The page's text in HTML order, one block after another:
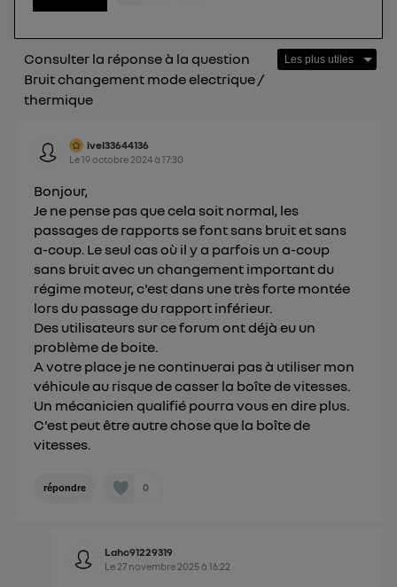
Consulter la réponse à la question
Bruit changement mode electrique /
thermique
ivel33644136
Le19 octobre 2024à17:30
Bonjour,
Je ne pense pas que cela soit normal, les
passages de rapports se font sans bruit et sans
a-coup. Le seul cas où il y a parfois un a-coup
sans bruit avec un changement important du
régime moteur, c'est dans une très forte montée
lors du passage du rapport inférieur.
Des utilisateurs sur ce forum ont déjà eu un
problème de boite.
A votre place je ne continuerai pas à utiliser mon
véhicule au risque de casser la boîte de vitesses.
Un mécanicien qualifié pourra vous en dire plus.
C'est peut être autre chose que la boîte de
vitesses.
répondre 0
Lahc91229319
Le 27 novembre 2025à16:22
L'identifiant est associé à votre connexion
internet. Ainsi, toutes les personnes utilisant la
même connexion et ayant consenties se verront
Pour une connexion foyer
sur la navigation des membres du foyer ayant consentis.
uniquement sur la navigation de l'utilisateur du mobile.
Vous pouvez à tout moment retirer ce
consentement sur
le portail d’Utiq
") ou via la page « gérer Utiq » en bas de ce site.
Pour plus d'informations, veuillez consulterla
Politique d'information sur les données
personnelles d'Utiq.